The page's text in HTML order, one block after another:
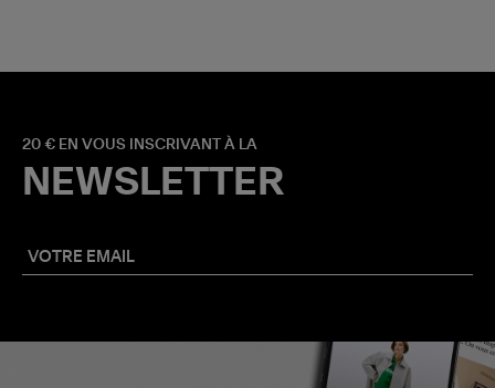
20 € EN VOUS INSCRIVANT À LA
NEWSLETTER